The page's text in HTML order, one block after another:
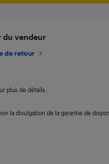
du vendeur
de retour
plus de détails.
la divulgation de la garantie de